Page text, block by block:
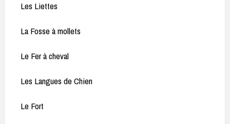
Les Liettes
La Fosse à mollets
Le Fer à cheval
Les Langues de Chien
Le Fort